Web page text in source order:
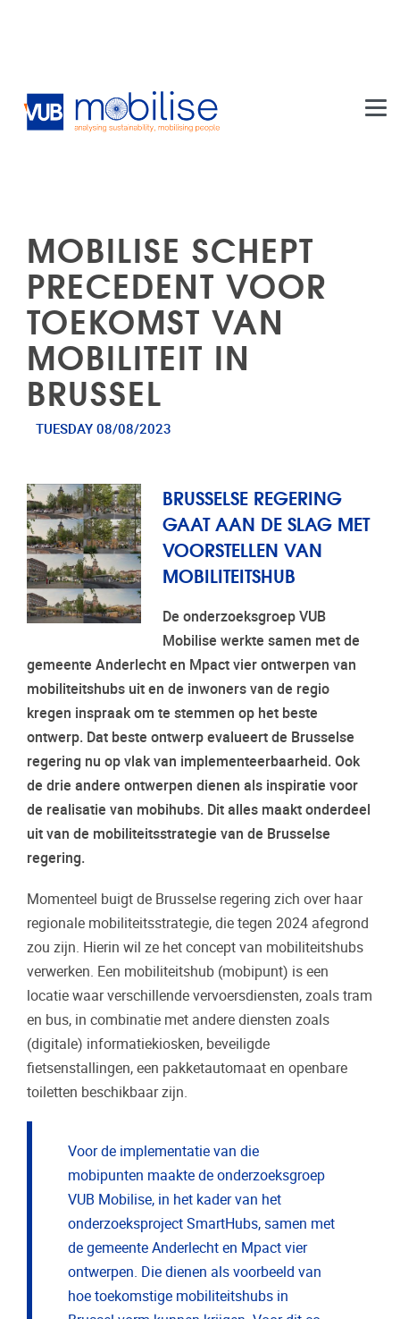
MOBILISE SCHEPT
PRECEDENT VOOR
TOEKOMST VAN
MOBILITEIT IN
BRUSSEL
TUESDAY 08/08/2023
BRUSSELSE REGERING
GAAT AAN DE SLAG MET
VOORSTELLEN VAN
MOBILITEITSHUB
De onderzoeksgroep VUB
Mobilise werkte samen met de
gemeente Anderlecht en Mpact vier ontwerpen van
mobiliteitshubs uit en de inwoners van de regio
kregen inspraak om te stemmen op het beste
ontwerp. Dat beste ontwerp evalueert de Brusselse
regering nu op vlak van implementeerbaarheid. Ook
de drie andere ontwerpen dienen als inspiratie voor
de realisatie van mobihubs. Dit alles maakt onderdeel
uit van de mobiliteitsstrategie van de Brusselse
regering.
Momenteel buigt de Brusselse regering zich over haar
regionale mobiliteitsstrategie, die tegen 2024 afegrond
zou zijn. Hierin wil ze het concept van mobiliteitshubs
verwerken. Een mobiliteitshub (mobipunt) is een
locatie waar verschillende vervoersdiensten, zoals tram
en bus, in combinatie met andere diensten zoals
(digitale) informatiekiosken, beveiligde
fietsenstallingen, een pakketautomaat en openbare
toiletten beschikbaar zijn.
Voor de implementatie van die
mobipunten maakte de onderzoeksgroep
VUB Mobilise, in het kader van het
onderzoeksproject SmartHubs, samen met
de gemeente Anderlecht en Mpact vier
ontwerpen. Die dienen als voorbeeld van
hoe toekomstige mobiliteitshubs in